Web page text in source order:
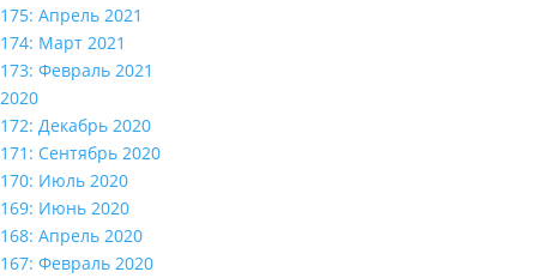
175: Апрель 2021
174: Март 2021
173: Февраль 2021
2020
172: Декабрь 2020
171: Сентябрь 2020
170: Июль 2020
169: Июнь 2020
168: Апрель 2020
167: Февраль 2020